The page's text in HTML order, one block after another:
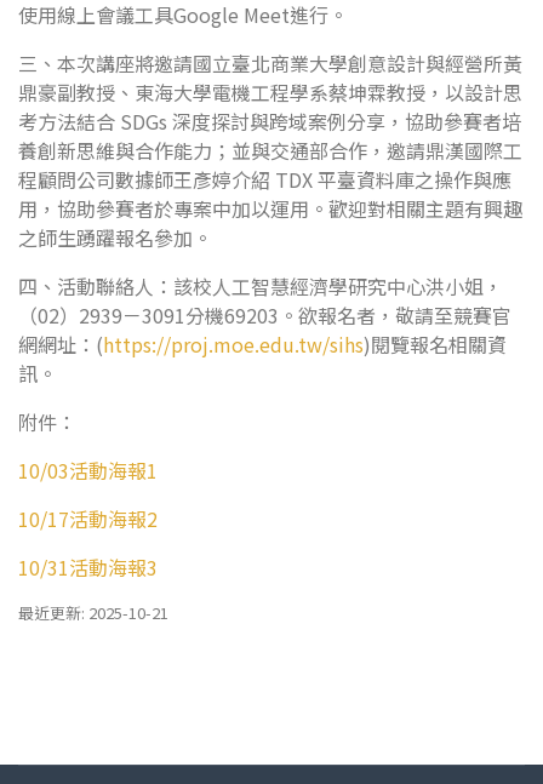
使用線上會議工具Google Meet進行。
三、本次講座將邀請國立臺北商業大學創意設計與經營所黃
鼎豪副教授、東海大學電機工程學系蔡坤霖教授，以設計思
考方法結合 SDGs 深度探討與跨域案例分享，協助參賽者培
養創新思維與合作能力；並與交通部合作，邀請鼎漢國際工
程顧問公司數據師王彥婷介紹 TDX 平臺資料庫之操作與應
用，協助參賽者於專案中加以運用。歡迎對相關主題有興趣
之師生踴躍報名參加。
四、活動聯絡人：該校人工智慧經濟學研究中心洪小姐，
（02）2939－3091分機69203。欲報名者，敬請至競賽官
網網址：(https://proj.moe.edu.tw/sihs)閱覽報名相關資
訊。
附件：
10/03活動海報1
10/17活動海報2
10/31活動海報3
最近更新: 2025-10-21